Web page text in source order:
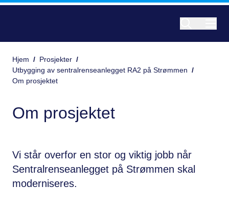
Hjem / Prosjekter /
Utbygging av sentralrenseanlegget RA2 på Strømmen /
Om prosjektet
Om prosjektet
Vi står overfor en stor og viktig jobb når
Sentralrenseanlegget på Strømmen skal
moderniseres.